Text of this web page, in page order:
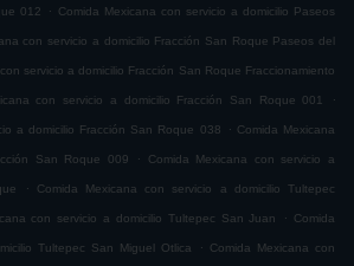
012 . Comida Mexicana con servicio a domicilio Paseos
con servicio a domicilio Fracción San Roque Paseos del
servicio a domicilio Fracción San Roque Fraccionamiento
con servicio a domicilio Fracción San Roque 001 .
a domicilio Fracción San Roque 038 . Comida Mexicana
San Roque 009 . Comida Mexicana con servicio a
. Comida Mexicana con servicio a domicilio Tultepec
con servicio a domicilio Tultepec San Juan . Comida
Tultepec San Miguel Otlica . Comida Mexicana con